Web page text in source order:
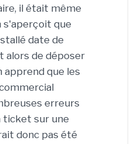
il était même
s'aperçoit que
date de
alors de déposer
que les
erreurs
ticket sur une
donc pas été